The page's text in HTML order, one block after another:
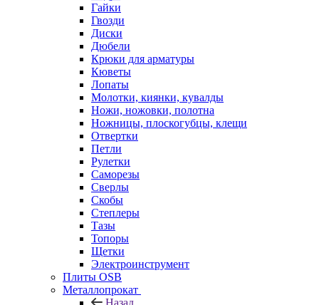
Гайки
Гвозди
Диски
Дюбели
Крюки для арматуры
Кюветы
Лопаты
Молотки, киянки, кувалды
Ножи, ножовки, полотна
Ножницы, плоскогубцы, клещи
Отвертки
Петли
Рулетки
Саморезы
Сверлы
Скобы
Степлеры
Тазы
Топоры
Щетки
Электроинструмент
Плиты OSB
Металлопрокат
Назад